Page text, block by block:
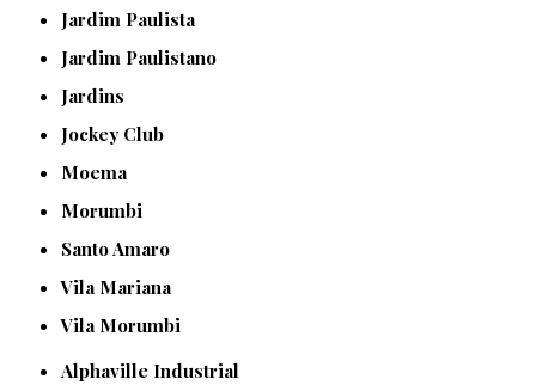
Jardim Paulista
Jardim Paulistano
Jardins
Jockey Club
Moema
Morumbi
Santo Amaro
Vila Mariana
Vila Morumbi
Alphaville Industrial